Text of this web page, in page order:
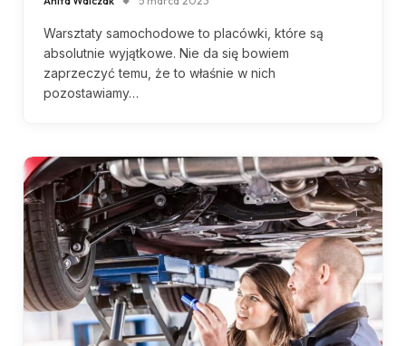
Warsztaty samochodowe to placówki, które są
absolutnie wyjątkowe. Nie da się bowiem
zaprzeczyć temu, że to właśnie w nich
pozostawiamy…